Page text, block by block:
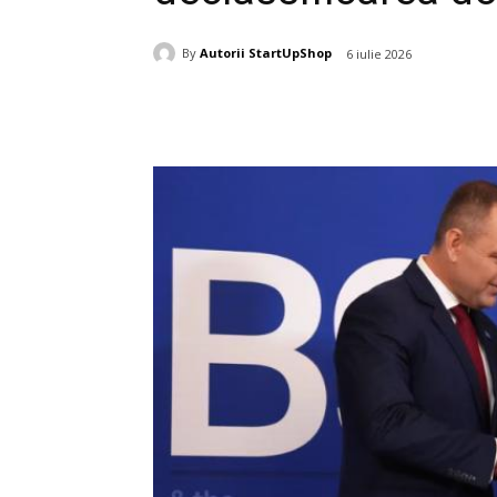
By Autorii StartUpShop 6 iulie 2026